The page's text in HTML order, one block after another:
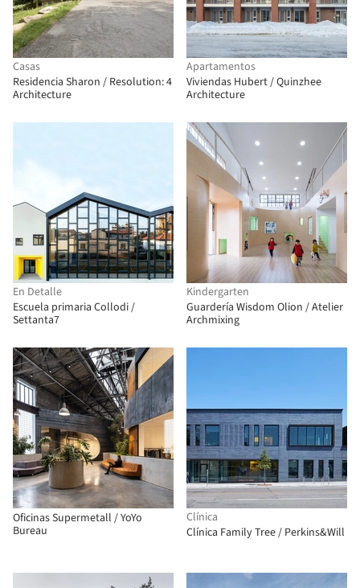
Casas
Residencia Sharon / Resolution: 4
Architecture
Apartamentos
Viviendas Hubert / Quinzhee
Architecture
En Detalle
Escuela primaria Collodi /
Settanta7
Kindergarten
Guardería Wisdom Olion / Atelier
Archmixing
Oficinas Supermetall / YoYo
Bureau
Clínica
Clínica Family Tree / Perkins&Will